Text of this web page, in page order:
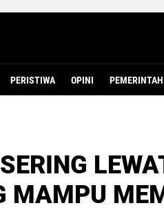
PERISTIWA OPINI PEMERINTAH
MAMPU